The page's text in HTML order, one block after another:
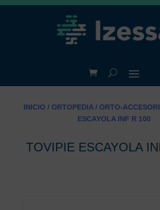
INICIO / ORTOPEDIA / ORTO-
ESCAYOLA INF R 100
TOVIPIE ESCAYOLA